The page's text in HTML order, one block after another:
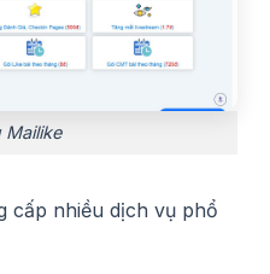
Mailike
cấp nhiều dịch vụ phổ